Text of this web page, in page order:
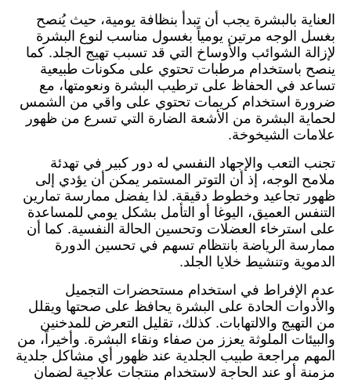
العناية بالبشرة يجب أن تبدأ بنظافة يومية، حيث يُنصح
بغسل الوجه مرتين يومياً بغسول مناسب لنوع البشرة
لإزالة الشوائب والأوساخ التي قد تسبب تهيج الجلد. كما
ينصح باستخدام مرطبات تحتوي على مكونات طبيعية
تساعد في الحفاظ على ترطيب البشرة ونعومتها، مع
ضرورة استخدام كريمات تحتوي على واقي من الشمس
لحماية البشرة من الأشعة الضارة التي تسرع من ظهور
علامات الشيخوخة.
تجنب التعب والإجهاد النفسي له دور كبير في تهدئة
ملامح الوجه، إذ أن التوتر المستمر يمكن أن يؤدي إلى
ظهور تجاعيد وخطوط دقيقة. لذا يفضل ممارسة تمارين
التنفس العميق، اليوغا أو التأمل بشكل يومي للمساعدة
على استرخاء العضلات وتحسين الحالة النفسية. كما أن
ممارسة الرياضة بانتظام تسهم في تحسين الدورة
الدموية وتنشيط خلايا الجلد.
عدم الإفراط في استخدام مستحضرات التجميل
والأدوات الحادة على البشرة يحافظ على صحتها ويقلل
من التهيج والالتهابات. كذلك، تقليل التعرض للمدخنين
والبيئات الملوثة يعزز من صفاء ونقاء البشرة. وأخيراً، من
المهم مراجعة طبيب الجلدية عند ظهور أي مشاكل جلدية
مزمنة أو عند الحاجة لاستخدام منتجات علاجية لضمان